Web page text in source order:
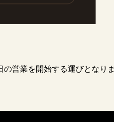
営業を開始する運びとなり